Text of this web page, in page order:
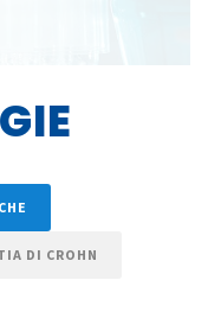
DI CROHN